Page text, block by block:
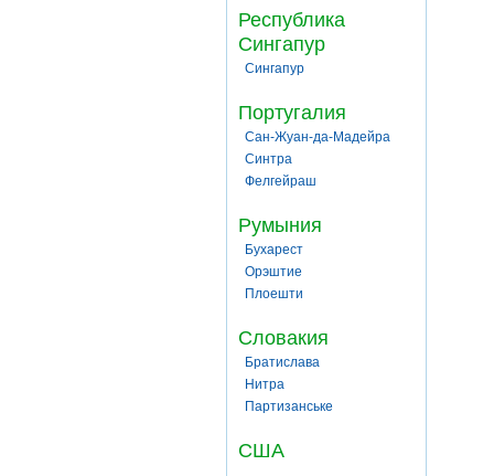
Республика
Сингапур
Сингапур
Португалия
Сан-Жуан-да-Мадейра
Синтра
Фелгейраш
Румыния
Бухарест
Орэштие
Плоешти
Словакия
Братислава
Нитра
Партизанське
США